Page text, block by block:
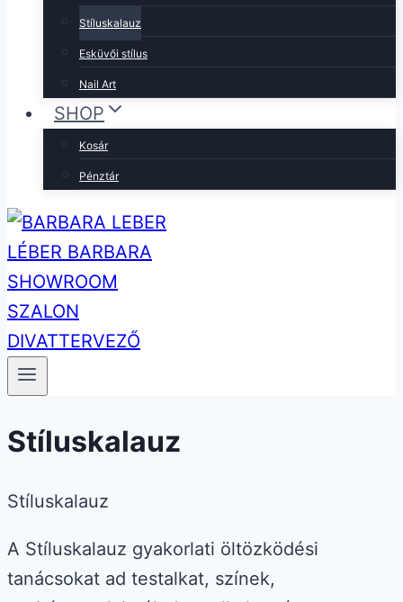
Stíluskalauz
Esküvői stílus
Nail Art
SHOP
Kosár
Pénztár
Stíluskalauz
Stíluskalauz
A Stíluskalauz gyakorlati öltözködési
tanácsokat ad testalkat, színek,